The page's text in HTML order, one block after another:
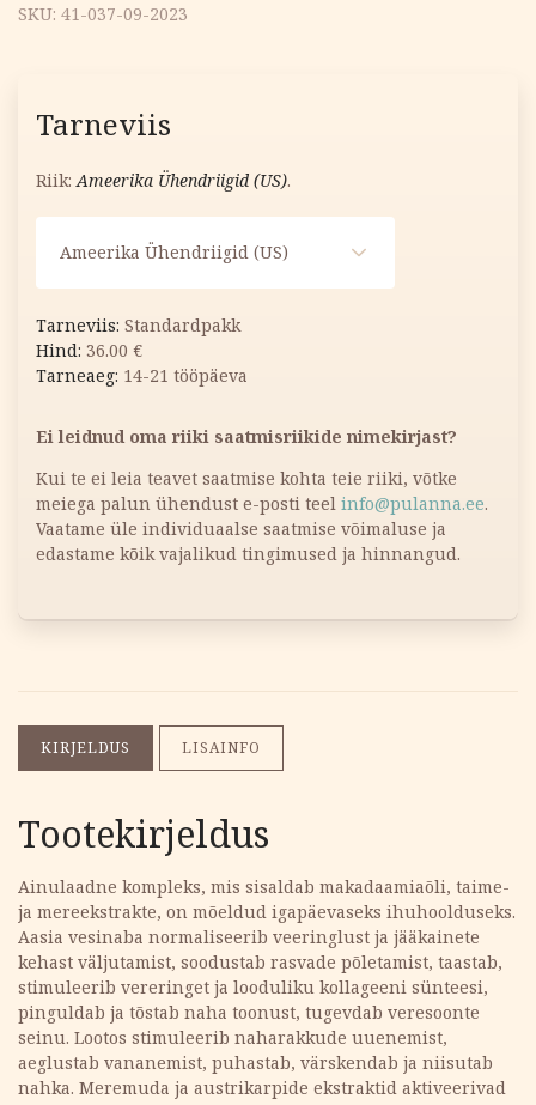
SKU: 41-037-09-2023
Tarneviis
Riik:Ameerika Ühendriigid (US).
Ameerika Ühendriigid (US)
Standardpakk
36.00 €
14-21 tööpäeva
Ei leidnud oma riiki saatmisriikide nimekirjast?
Kui te ei leia teavet saatmise kohta teie riiki, võtke
meiega palun ühendust e-posti teel info@pulanna.ee.
Vaatame üle individuaalse saatmise võimaluse ja
edastame kõik vajalikud tingimused ja hinnangud.
KIRJELDUS LISAINFO
Tootekirjeldus
Ainulaadne kompleks, mis sisaldab makadaamiaõli, taime-
ja mereekstrakte, on mõeldud igapäevaseks ihuhoolduseks.
Aasia vesinaba normaliseerib veeringlust ja jääkainete
kehast väljutamist, soodustab rasvade põletamist, taastab,
stimuleerib vereringet ja looduliku kollageeni sünteesi,
pinguldab ja tõstab naha toonust, tugevdab veresoonte
seinu. Lootos stimuleerib naharakkude uuenemist,
aeglustab vananemist, puhastab, värskendab ja niisutab
nahka. Meremuda ja austrikarpide ekstraktid aktiveerivad